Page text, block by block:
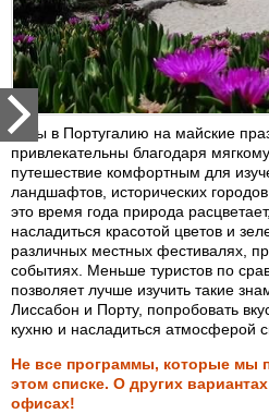
Туры в Португалию на майские
привлекательны благодаря
путешествие комфортным для
ландшафтов, исторических
это время года природа
насладиться красотой цветов и
различных местных фестивалях,
событиях. Меньше туристов по
позволяет лучше изучить такие
Лиссабон и Порту, попробовать
кухню и насладиться атмосферой
Не все программы, которые мы
этом списке. О других
офисах!